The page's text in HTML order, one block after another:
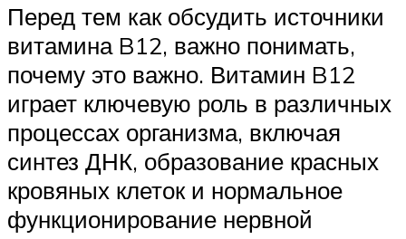
Перед тем как обсудить источники
витамина B12, важно понимать,
почему это важно. Витамин B12
играет ключевую роль в различных
процессах организма, включая
синтез ДНК, образование красных
кровяных клеток и нормальное
функционирование нервной